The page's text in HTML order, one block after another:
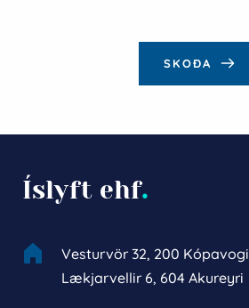
SKOÐA
Íslyft ehf.
Vesturvör 32, 200 Kópavogi
Lækjarvellir 6, 604 Akureyri